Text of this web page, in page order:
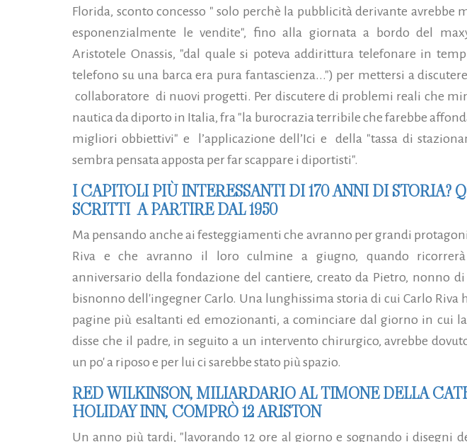
Florida, sconto concesso " solo perchè la pubblicità derivante avrebbe
esponenzialmente le vendite", fino alla giornata a bordo del
Aristotele Onassis, "dal quale si poteva addirittura telefonare in
telefono su una barca era pura fantascienza...") per mettersi a
collaboratore di nuovi progetti. Per discutere di problemi reali che
nautica da diporto in Italia, fra "la burocrazia terribile che farebbe
migliori obbiettivi" e l’applicazione dell’Ici e della "tassa di
sembra pensata apposta per far scappare i diportisti".
I CAPITOLI PIÙ INTERESSANTI DI 170 ANNI DI STORIA?
SCRITTI A PARTIRE DAL 1950
Ma pensando anche ai festeggiamenti che avranno per grandi
Riva e che avranno il loro culmine a giugno, quando ricorrerà
anniversario della fondazione del cantiere, creato da Pietro, nonno di
bisnonno dell'ingegner Carlo. Una lunghissima storia di cui Carlo Riva
pagine più esaltanti ed emozionanti, a cominciare dal giorno in cui
disse che il padre, in seguito a un intervento chirurgico, avrebbe
un po' a riposo e per lui ci sarebbe stato più spazio.
RED WILKINSON, MILIARDARIO AL TIMONE DELLA
HOLIDAY INN, COMPRÒ 12 ARISTON
Un anno più tardi, "lavorando 12 ore al giorno e sognando i disegni